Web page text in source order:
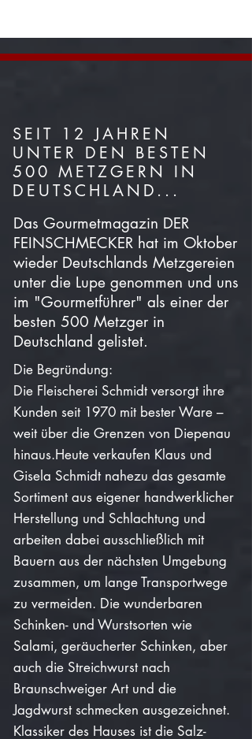
SEIT 12 JAHREN
UNTER DEN BESTEN
500 METZGERN IN
DEUTSCHLAND...
Das Gourmetmagazin DER
FEINSCHMECKER hat im Oktober
wieder Deutschlands Metzgereien
unter die Lupe genommen und uns
im "Gourmetführer" als einer der
besten 500 Metzger in
Deutschland gelistet.
Die Begründung:
Die Fleischerei Schmidt versorgt ihre
Kunden seit 1970 mit bester Ware –
weit über die Grenzen von Diepenau
hinaus.Heute verkaufen Klaus und
Gisela Schmidt nahezu das gesamte
Sortiment aus eigener handwerklicher
Herstellung und Schlachtung und
arbeiten dabei ausschließlich mit
Bauern aus der nächsten Umgebung
zusammen, um lange Transportwege
zu vermeiden. Die wunderbaren
Schinken- und Wurstsorten wie
Salami, geräucherter Schinken, aber
auch die Streichwurst nach
Braunschweiger Art und die
Jagdwurst schmecken ausgezeichnet.
Klassiker des Hauses ist die Salz-